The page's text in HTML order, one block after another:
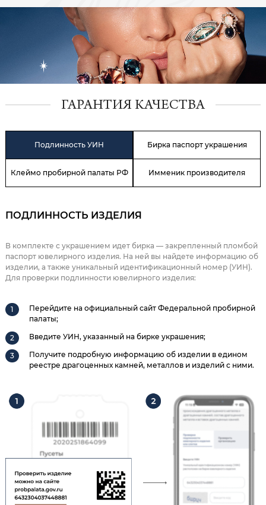
ГАРАНТИЯ КАЧЕСТВА
Подлинность УИН Бирка паспорт украшения
Клеймо пробирной палаты РФ Имменик производителя
ПОДЛИННОСТЬ ИЗДЕЛИЯ
В комплекте с украшением идет бирка — закрепленный пломбой
паспорт ювелирного изделия. На ней вы найдете информацию об
изделии, а также уникальный идентификационный номер (УИН).
Для проверки подлинности ювелирного изделия:
Перейдите на официальный сайт Федеральной пробирной
палаты;
Введите УИН, указанный на бирке украшения;
Получите подробную информацию об изделии в едином
реестре драгоценных камней, металлов и изделий с ними.